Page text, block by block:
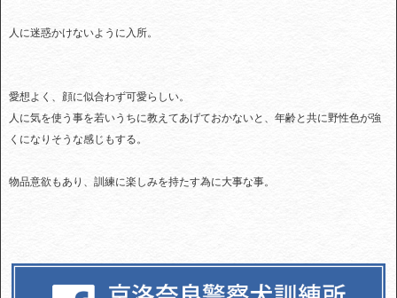
人に迷惑かけないように入所。
愛想よく、顔に似合わず可愛らしい。
人に気を使う事を若いうちに教えてあげておかないと、年齢と共に野性色が強
くになりそうな感じもする。
物品意欲もあり、訓練に楽しみを持たす為に大事な事。